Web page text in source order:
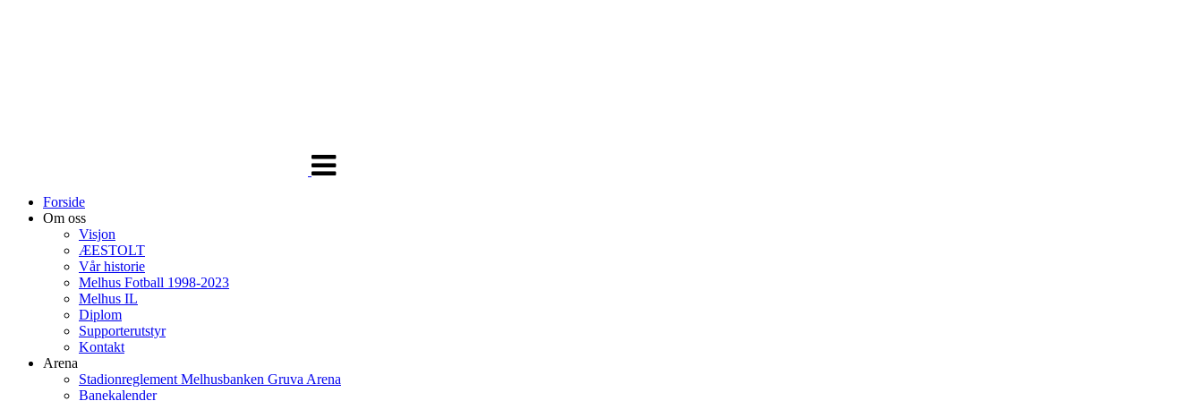
Forside
Om oss
Visjon
ÆESTOLT
Vår historie
Melhus Fotball 1998-2023
Melhus IL
Diplom
Supporterutstyr
Kontakt
Arena
Stadionreglement Melhusbanken Gruva Arena
Banekalender